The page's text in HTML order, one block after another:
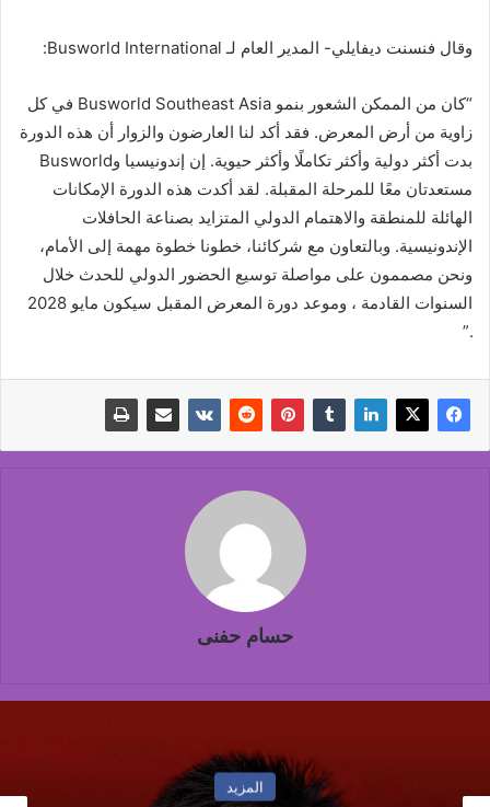
وقال فنسنت ديفايلي- المدير العام لـ Busworld International:
“كان من الممكن الشعور بنمو Busworld Southeast Asia في كل
زاوية من أرض المعرض. فقد أكد لنا العارضون والزوار أن هذه الدورة
بدت أكثر دولية وأكثر تكاملًا وأكثر حيوية. إن إندونيسيا وBusworld
مستعدتان معًا للمرحلة المقبلة. لقد أكدت هذه الدورة الإمكانات
الهائلة للمنطقة والاهتمام الدولي المتزايد بصناعة الحافلات
الإندونيسية. وبالتعاون مع شركائنا، خطونا خطوة مهمة إلى الأمام،
ونحن مصممون على مواصلة توسيع الحضور الدولي للحدث خلال
السنوات القادمة ، وموعد دورة المعرض المقبل سيكون مايو 2028
.”
حسام حفنى
المزيد